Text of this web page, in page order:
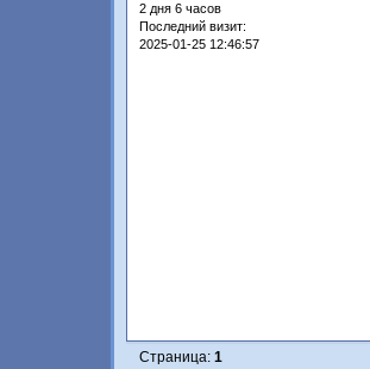
2 дня 6 часов
Последний визит:
2025-01-25 12:46:57
Страница:1